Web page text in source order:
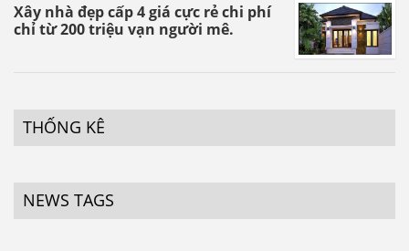
Xây nhà đẹp cấp 4 giá cực rẻ chi phí
chỉ từ 200 triệu vạn người mê.
THỐNG KÊ
NEWS TAGS